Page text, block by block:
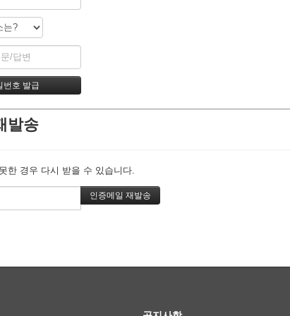
발송
한 경우 다시 받을 수 있습니다.